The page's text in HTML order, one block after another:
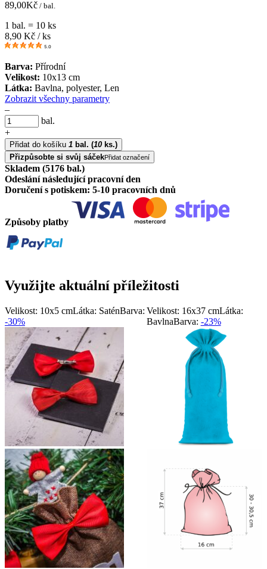
89,00Kč / bal.
1 bal. = 10 ks
8,90 Kč / ks
5.0
Barva: Přírodní
Velikost: 10x13 cm
Látka: Bavlna, polyester, Len
Zobrazit všechny parametry
–
bal.
+
Přidat do košíku 1 bal. (10 ks.)
Přizpůsobte si svůj sáčekPřidat označení
Skladem (5176 bal.)
Odeslání následující pracovní den
Doručení s potiskem: 5-10 pracovních dnů
Způsoby platby
Využijte aktuální příležitosti
Velikost: 10x5 cmLátka: SaténBarva:
-30%
Velikost: 16x37 cmLátka:
BavlnaBarva: -23%